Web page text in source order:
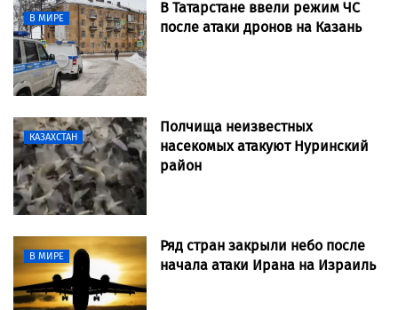
В МИРЕ
В Татарстане ввели режим ЧС
после атаки дронов на Казань
КАЗАХСТАН
Полчища неизвестных
насекомых атакуют Нуринский
район
В МИРЕ
Ряд стран закрыли небо после
начала атаки Ирана на Израиль